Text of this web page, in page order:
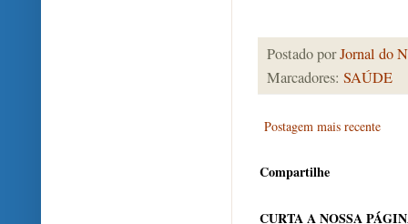
Postado porJornal do
Marcadores: SAÚDE
Postagem mais recente
Compartilhe
CURTA A NOSSA